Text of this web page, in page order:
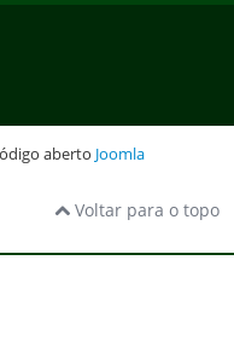
aberto Joomla
Voltar para o topo